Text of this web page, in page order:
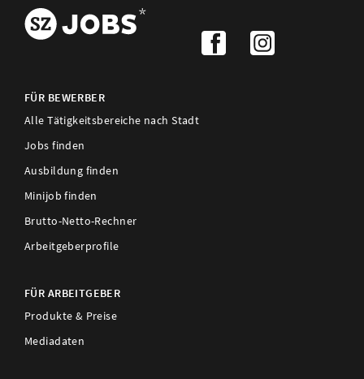
FÜR BEWERBER
Alle Tätigkeitsbereiche nach Stadt
Jobs finden
Ausbildung finden
Minijob finden
Brutto-Netto-Rechner
Arbeitgeberprofile
FÜR ARBEITGEBER
Produkte & Preise
Mediadaten